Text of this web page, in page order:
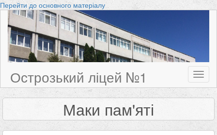
Перейти до основного матеріалу
Острозький ліцей №1
Маки пам'яті